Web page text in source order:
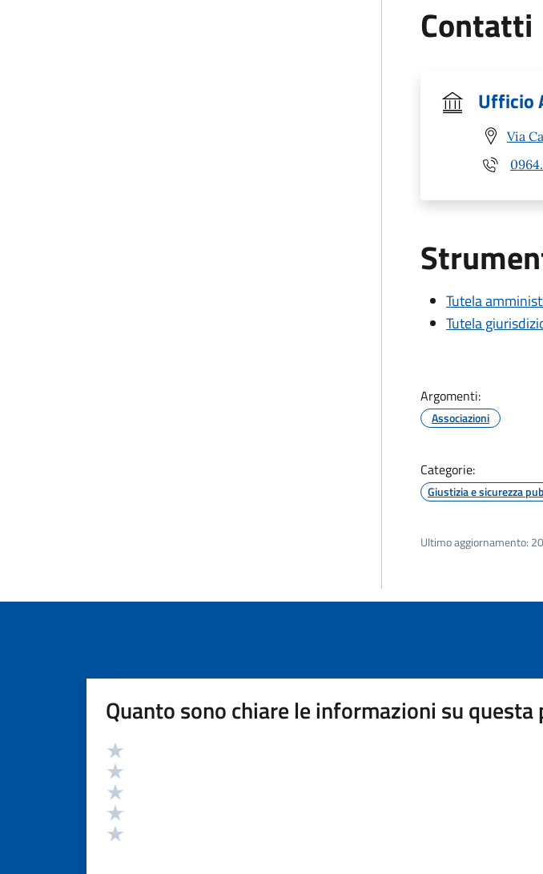
Contatti
Ufficio
Via
Tutela
Tutela
Argomenti:
Associazioni
Categorie:
Giustizia e sicurezza
Ultimo aggiornamento:
Quanto sono chiare le informazioni su questa
Valutazione